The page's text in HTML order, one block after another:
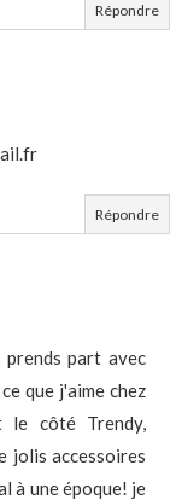
Répondre
Répondre
part avec
que j'aime chez
le côté Trendy,
jolis accessoires
à une époque! je